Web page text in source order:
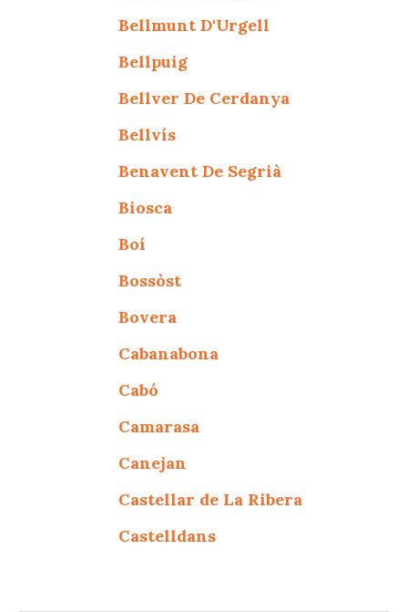
Bellmunt D'Urgell
Bellpuig
Bellver De Cerdanya
Bellvís
Benavent De Segrià
Biosca
Boí
Bossòst
Bovera
Cabanabona
Cabó
Camarasa
Canejan
Castellar de La Ribera
Castelldans